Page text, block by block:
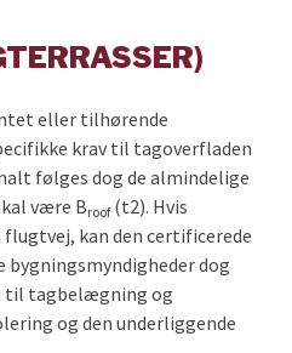
eller tilhørende
krav til tagoverfladen
følges dog de almindelige
være Broof(t2). Hvis
kan den certificerede
bygningsmyndigheder dog
til tagbelægning og
og den underliggende